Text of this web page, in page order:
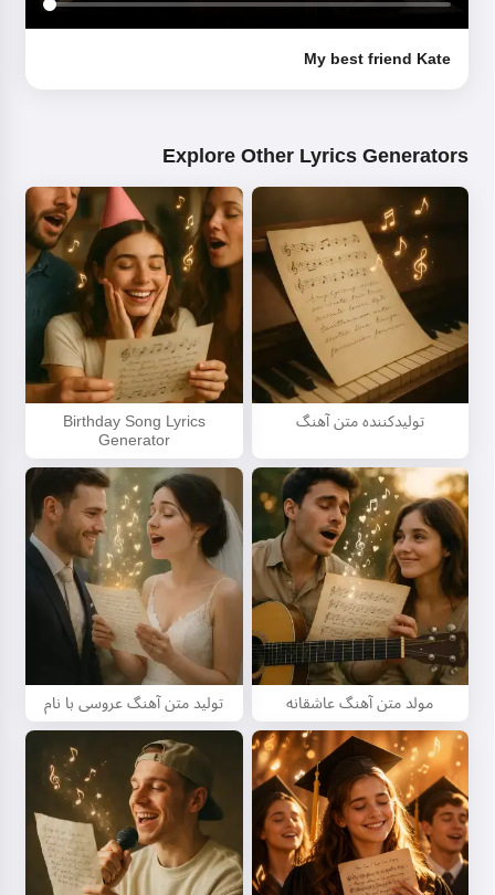
My best friend Kate
Explore Other Lyrics Generators
تولیدکننده متن آهنگ Birthday Song Lyrics
Generator
مولد متن آهنگ عاشقانه تولید متن آهنگ عروسی با نام